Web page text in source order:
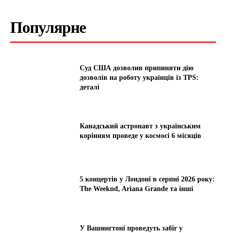
Популярне
Суд США дозволив припиняти дію
дозволів на роботу українців із TPS:
деталі
Канадський астронавт з українським
корінням проведе у космосі 6 місяців
5 концертів у Лондоні в серпні 2026 року:
The Weeknd, Ariana Grande та інші
У Вашингтоні проведуть забіг у